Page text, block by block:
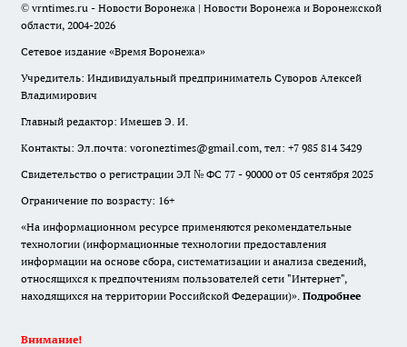
© vrntimes.ru - Новости Воронежа | Новости Воронежа и Воронежской
области, 2004-2026
Сетевое издание «Время Воронежа»
Учредитель: Индивидуальный предприниматель Суворов Алексей
Владимирович
Главный редактор: Имешев Э. И.
Контакты: Эл.почта: voroneztimes@gmail.com, тел: +7 985 814 3429
Свидетельство о регистрации ЭЛ № ФС 77 - 90000 от 05 сентября 2025
Ограничение по возрасту: 16+
«На информационном ресурсе применяются рекомендательные
технологии (информационные технологии предоставления
информации на основе сбора, систематизации и анализа сведений,
относящихся к предпочтениям пользователей сети "Интернет",
находящихся на территории Российской Федерации)». Подробнее
Внимание!